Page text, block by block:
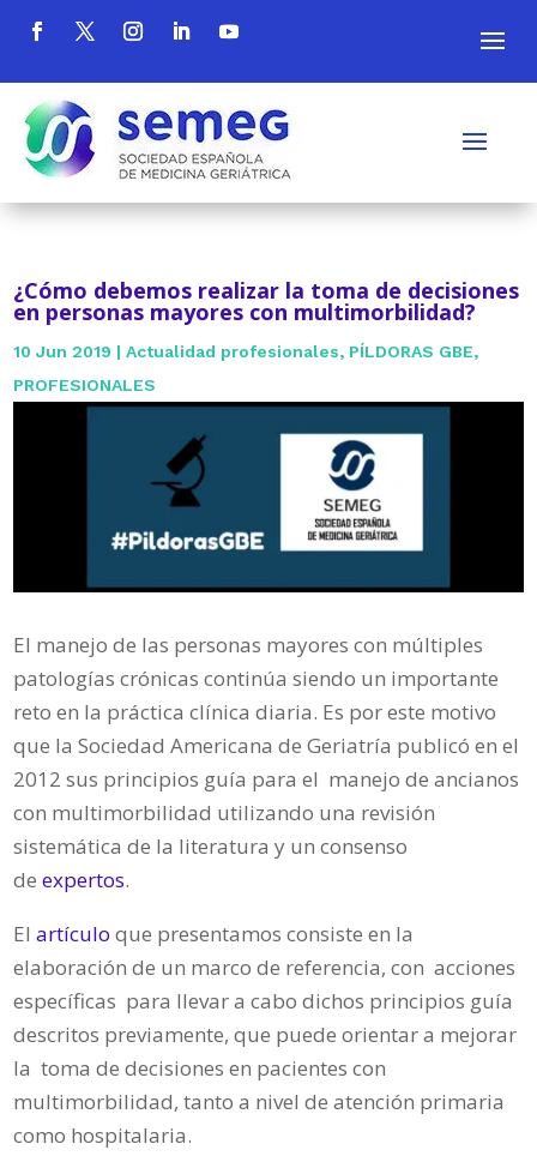
¿Cómo debemos realizar la toma de decisiones
en personas mayores con multimorbilidad?
10 Jun 2019 |Actualidad profesionales, PÍLDORAS GBE,
PROFESIONALES
El manejo de las personas mayores con múltiples
patologías crónicas continúa siendo un importante
reto en la práctica clínica diaria. Es por este motivo
que la Sociedad Americana de Geriatría publicó en el
2012 sus principios guía para el manejo de ancianos
con multimorbilidad utilizando una revisión
sistemática de la literatura y un consenso
deexpertos.
Elartículo que presentamos consiste en la
elaboración de un marco de referencia, con acciones
específicas para llevar a cabo dichos principios guía
descritos previamente, que puede orientar a mejorar
la toma de decisiones en pacientes con
multimorbilidad, tanto a nivel de atención primaria
como hospitalaria.